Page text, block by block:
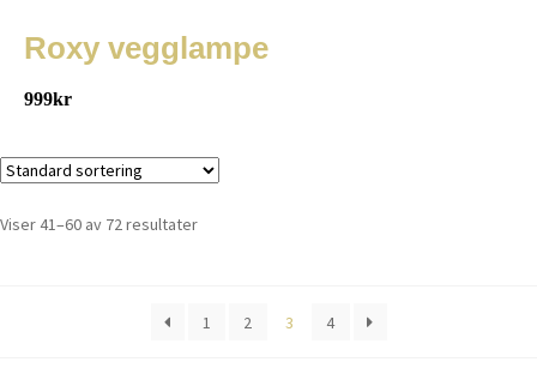
Roxy vegglampe
999kr
Viser 41–60 av 72 resultater
1 2 3 4